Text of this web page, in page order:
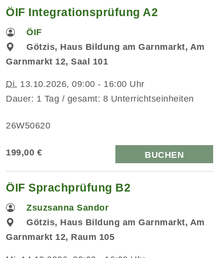
ÖIF Integrationsprüfung A2
ÖIF
Götzis, Haus Bildung am Garnmarkt, Am
Garnmarkt 12, Saal 101
Di. 13.10.2026, 09:00 - 16:00 Uhr
Dauer: 1 Tag / gesamt: 8 Unterrichtseinheiten
26W50620
199,00 € BUCHEN
ÖIF Sprachprüfung B2
Zsuzsanna Sandor
Götzis, Haus Bildung am Garnmarkt, Am
Garnmarkt 12, Raum 105